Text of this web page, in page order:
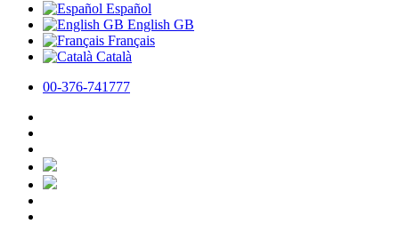
Español
English GB
Français
Català
00-376-741777